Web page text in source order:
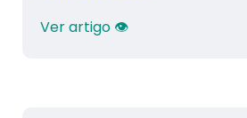
Ver artigo 👁